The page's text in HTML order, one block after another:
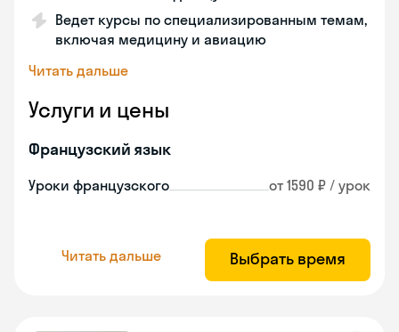
Ведет курсы по специализированным темам,
включая медицину и авиацию
Читать дальше
Услуги и цены
Французский язык
Уроки французского от 1590 ₽ / урок
Читать дальше Выбрать время